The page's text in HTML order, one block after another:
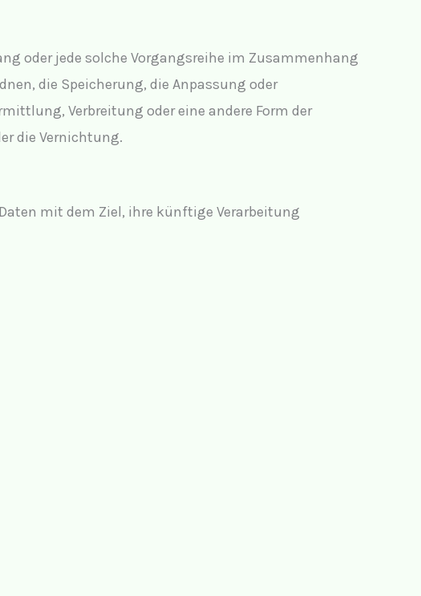
oder jede solche Vorgangsreihe im Zusammenhang
die Speicherung, die Anpassung oder
Verbreitung oder eine andere Form der
die Vernichtung.
mit dem Ziel, ihre künftige Verarbeitung